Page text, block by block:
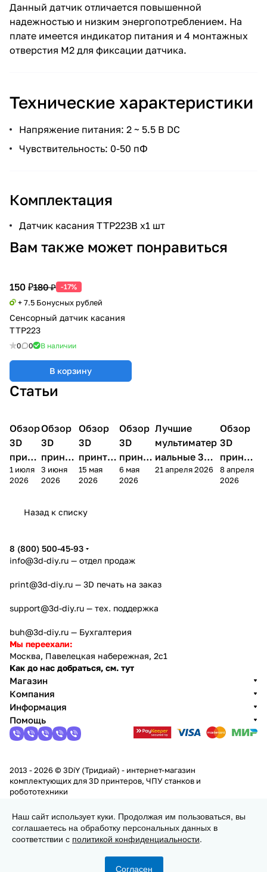
Данный датчик отличается повышенной
надежностью и низким энергопотреблением. На
плате имеется индикатор питания и 4 монтажных
отверстия М2 для фиксации датчика.
Технические характеристики
Напряжение питания: 2 ~ 5.5 В DC
Чувствительность: 0-50 пФ
Комплектация
Датчик касания TTP223B x1 шт
Вам также может понравиться
150 ₽180 ₽ -17%
+ 7.5 Бонусных рублей
Сенсорный датчик касания
TTP223
0 0 В наличии
В корзину
Статьи
3D
принтеры
Обзор
3D
принт
ера
Bamb
1 июля
2026
3D
принтеры
Обзор
3D
принте
ра
Anycubi
4
3 июня
2026
3D
принтеры
Обзор
3D
принтер
а
FlashFo
Creator
15 мая
2026
3D
принтеры
Обзор
3D
принте
ра
Bambu
6 мая
2026
3D принтеры
Лучшие
мультиматер
иальные 3D
принтеры на
21 апреля 2026
3D
Обзор
3D
принте
ра
FlashF
8 апреля
2026
Назад к списку
Заказать
8 (800) 500-45-93
info@3d-diy.ru — отдел продаж
print@3d-diy.ru — 3D печать на заказ
support@3d-diy.ru — тех. поддержка
buh@3d-diy.ru — Бухгалтерия
Мы переехали:
Москва, Павелецкая набережная, 2с1
Как до нас добраться, см. тут
Магазин
Компания
Информация
Помощь
2013 - 2026 © 3DiY (Тридиай) - интернет-магазин
комплектующих для 3D принтеров, ЧПУ станков и
робототехники
Наш сайт использует куки. Продолжая им пользоваться, вы
соглашаетесь на обработку персональных данных в
соответствии с политикой конфиденциальности.
Согласен